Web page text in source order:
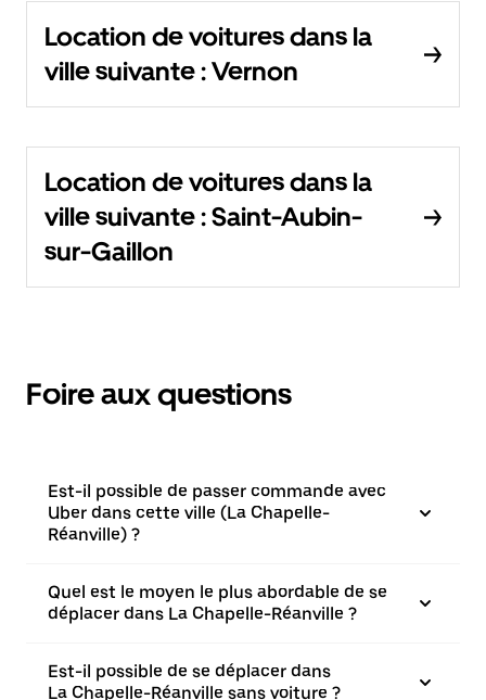
Location de voitures dans la
ville suivante : Vernon
Location de voitures dans la
ville suivante : Saint-Aubin-
sur-Gaillon
Foire aux questions
Est-il possible de passer commande avec
Uber dans cette ville (La Chapelle-
Réanville) ?
Quel est le moyen le plus abordable de se
déplacer dans La Chapelle-Réanville ?
Est-il possible de se déplacer dans
La Chapelle-Réanville sans voiture ?